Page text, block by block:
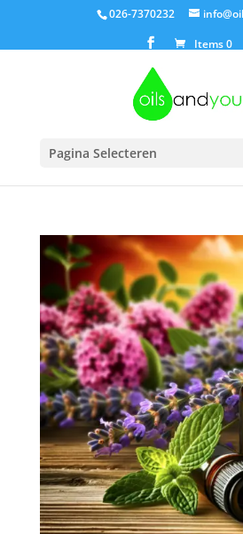
026-7370232
Items 0
Pagina Selecteren